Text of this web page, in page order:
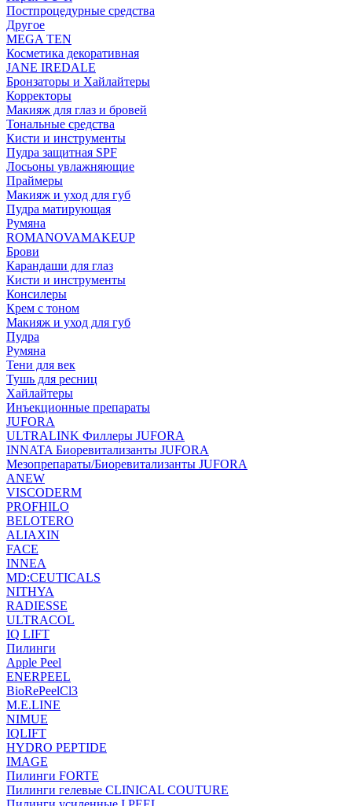
Постпроцедурные средства
Другое
MEGA TEN
Косметика декоративная
JANE IREDALE
Бронзаторы и Хайлайтеры
Корректоры
Макияж для глаз и бровей
Тональные средства
Кисти и инструменты
Пудра защитная SPF
Лосьоны увлажняющие
Праймеры
Макияж и уход для губ
Пудра матирующая
Румяна
ROMANOVAMAKEUP
Брови
Карандаши для глаз
Кисти и инструменты
Консилеры
Крем с тоном
Макияж и уход для губ
Пудра
Румяна
Тени для век
Тушь для ресниц
Хайлайтеры
Инъекционные препараты
JUFORA
ULTRALINK Филлеры JUFORA
INNATA Биоревитализанты JUFORA
Мезопрепараты/Биоревитализанты JUFORA
ANEW
VISCODERM
PROFHILO
BELOTERO
ALIAXIN
FACE
INNEA
MD:CEUTICALS
NITHYA
RADIESSE
ULTRACOL
IQ LIFT
Пилинги
Apple Peel
ENERPEEL
BioRePeelCl3
M.E.LINE
NIMUE
IQLIFT
HYDRO PEPTIDE
IMAGE
Пилинги FORTE
Пилинги гелевые CLINICAL COUTURE